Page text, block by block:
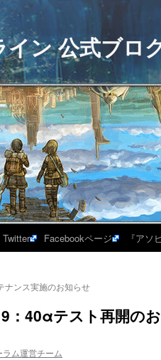
ン 公式ブロ
Twitter Facebookページ 『アソ
ナンス実施のお知らせ
：40αテスト再開の
ラム運営チーム